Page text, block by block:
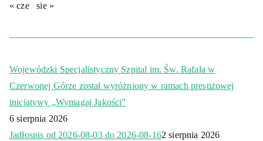
« cze sie »
Wojewódzki Specjalistyczny Szpital im. Św. Rafała w
Czerwonej Górze został wyróżniony w ramach prestiżowej
inicjatywy „Wymagaj Jakości”
6 sierpnia 2026
Jadłospis od 2026-08-03 do 2026-08-162 sierpnia 2026